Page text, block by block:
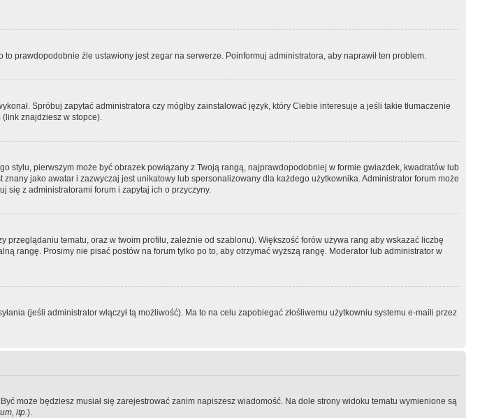
prawdopodobnie źle ustawiony jest zegar na serwerze. Poinformuj administratora, aby naprawił ten problem.
Spróbuj zapytać administratora czy mógłby zainstalować język, który Ciebie interesuje a jeśli takie tłumaczenie
znajdziesz w stopce).
pierwszym może być obrazek powiązany z Twoją rangą, najprawdopodobniej w formie gwiazdek, kwadratów lub
jako awatar i zazwyczaj jest unikatowy lub spersonalizowany dla każdego użytkownika. Administrator forum może
się z administratorami forum i zapytaj ich o przyczyny.
tematu, oraz w twoim profilu, zależnie od szablonu). Większość forów używa rang aby wskazać liczbę
rangę. Prosimy nie pisać postów na forum tylko po to, aby otrzymać wyższą rangę. Moderator lub administrator w
(jeśli administrator włączył tą możliwość). Ma to na celu zapobiegać złośliwemu użytkowniu systemu e-maili przez
może będziesz musiał się zarejestrować zanim napiszesz wiadomość. Na dole strony widoku tematu wymienione są
itp.).